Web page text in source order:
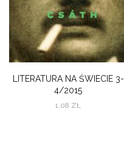
LITERATURA NA ŚWIECIE 3-
4/2015
1,08 ZŁ